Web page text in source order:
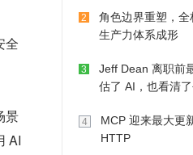
全
景
AI
2
角色边界重塑，
生产力体系成形
3
Jeff Dean 离职前
估了 AI，也看清
4
MCP 迎来最大更
HTTP